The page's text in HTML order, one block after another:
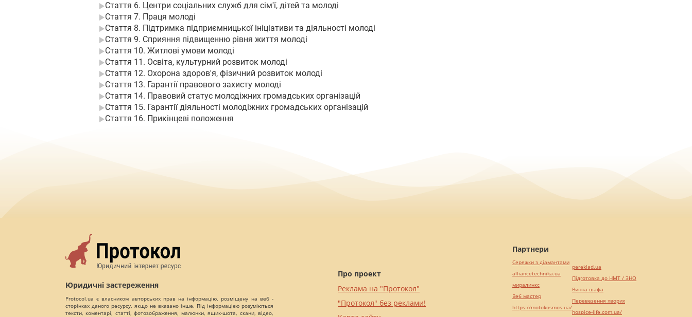
Стаття 6. Центри соціальних служб для сім'ї, дітей та молоді
Стаття 7. Праця молоді
Стаття 8. Підтримка підприємницької ініціативи та діяльності молоді
Стаття 9. Сприяння підвищенню рівня життя молоді
Стаття 10. Житлові умови молоді
Стаття 11. Освіта, культурний розвиток молоді
Стаття 12. Охорона здоров'я, фізичний розвиток молоді
Стаття 13. Гарантії правового захисту молоді
Стаття 14. Правовий статус молодіжних громадських організацій
Стаття 15. Гарантії діяльності молодіжних громадських організацій
Стаття 16. Прикінцеві положення
Юридичні застереження
Protocol.ua є власником авторських прав на інформацію, розміщену на веб -
сторінках даного ресурсу, якщо не вказано інше. Під інформацією розуміються
тексти, коментарі, статті, фотозображення, малюнки, ящик-шота, скани, відео,
Про проект
Реклама на "Протокол"
"Протокол" без реклами!
Партнери
Сережки з діамантами
alliancetechnika.ua
миралинкс
Веб мастер
https://motokosmos.ua/
pereklad.ua
Підготовка до НМТ / ЗНО
Винна шафа
Перевезення хворих
hospice-life.com.ua/